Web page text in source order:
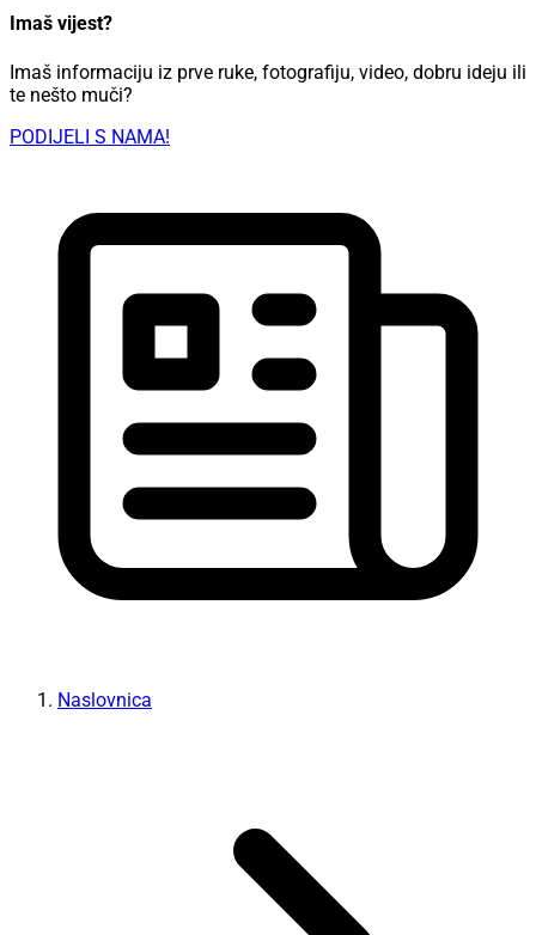
Imaš vijest?
Imaš informaciju iz prve ruke, fotografiju, video, dobru ideju ili
te nešto muči?
PODIJELI S NAMA!
Naslovnica